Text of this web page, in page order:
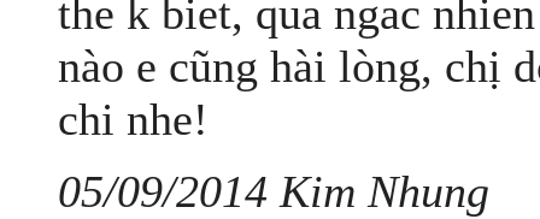
the k biet, qua ngac
nào e cũng hài lòng, chị
chi nhe!
05/09/2014 Kim Nhung